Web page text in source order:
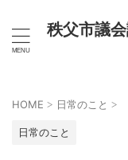
秩父市議
HOME > 日常のこと >
日常のこと